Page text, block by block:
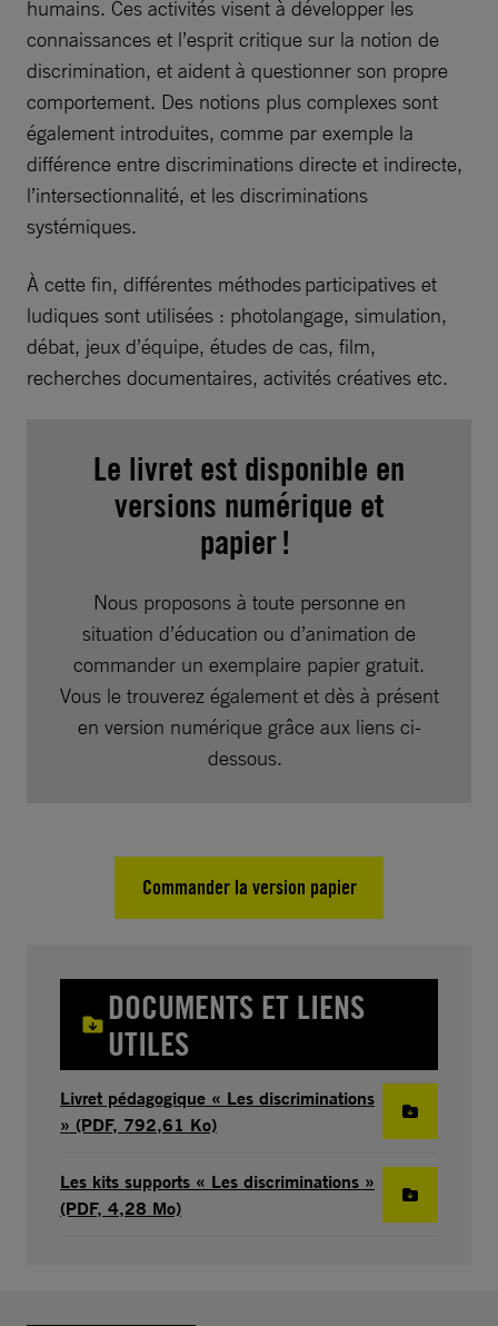
humains. Ces activités visent à développer les
connaissances et l’esprit critique sur la notion de
discrimination, et aident à questionner son propre
comportement. Des notions plus complexes sont
également introduites, comme par exemple la
différence entre discriminations directe et indirecte,
l’intersectionnalité, et les discriminations
systémiques.
À cette fin, différentes méthodes participatives et
ludiques sont utilisées : photolangage, simulation,
débat, jeux d’équipe, études de cas, film,
recherches documentaires, activités créatives etc.
Le livret est disponible en
versions numérique et
papier !
Nous proposons à toute personne en
situation d’éducation ou d’animation de
commander un exemplaire papier gratuit.
Vous le trouverez également et dès à présent
en version numérique grâce aux liens ci-
dessous.
Commander la version papier
DOCUMENTS ET LIENS
UTILES
Livret pédagogique « Les discriminations
» (PDF, 792,61 Ko)
Les kits supports « Les discriminations »
(PDF, 4,28 Mo)